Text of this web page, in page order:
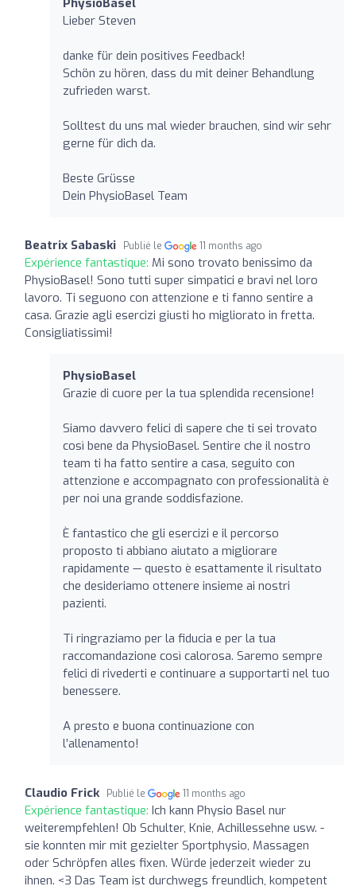
Lieber Steven
danke für dein positives Feedback!
Schön zu hören, dass du mit deiner Behandlung
zufrieden warst.
Solltest du uns mal wieder brauchen, sind wir sehr
gerne für dich da.
Beste Grüsse
Dein PhysioBasel Team
Beatrix Sabaski Publié le 11 months ago
Expérience fantastique: Mi sono trovato benissimo da
PhysioBasel! Sono tutti super simpatici e bravi nel loro
lavoro. Ti seguono con attenzione e ti fanno sentire a
casa. Grazie agli esercizi giusti ho migliorato in fretta.
Consigliatissimi!
PhysioBasel
Grazie di cuore per la tua splendida recensione!
Siamo davvero felici di sapere che ti sei trovato
così bene da PhysioBasel. Sentire che il nostro
team ti ha fatto sentire a casa, seguito con
attenzione e accompagnato con professionalità è
per noi una grande soddisfazione.
È fantastico che gli esercizi e il percorso
proposto ti abbiano aiutato a migliorare
rapidamente — questo è esattamente il risultato
che desideriamo ottenere insieme ai nostri
pazienti.
Ti ringraziamo per la fiducia e per la tua
raccomandazione così calorosa. Saremo sempre
felici di rivederti e continuare a supportarti nel tuo
benessere.
A presto e buona continuazione con
l’allenamento!
Claudio Frick Publié le 11 months ago
Expérience fantastique: Ich kann Physio Basel nur
weiterempfehlen! Ob Schulter, Knie, Achillessehne usw. -
sie konnten mir mit gezielter Sportphysio, Massagen
oder Schröpfen alles fixen. Würde jederzeit wieder zu
ihnen. <3 Das Team ist durchwegs freundlich, kompetent